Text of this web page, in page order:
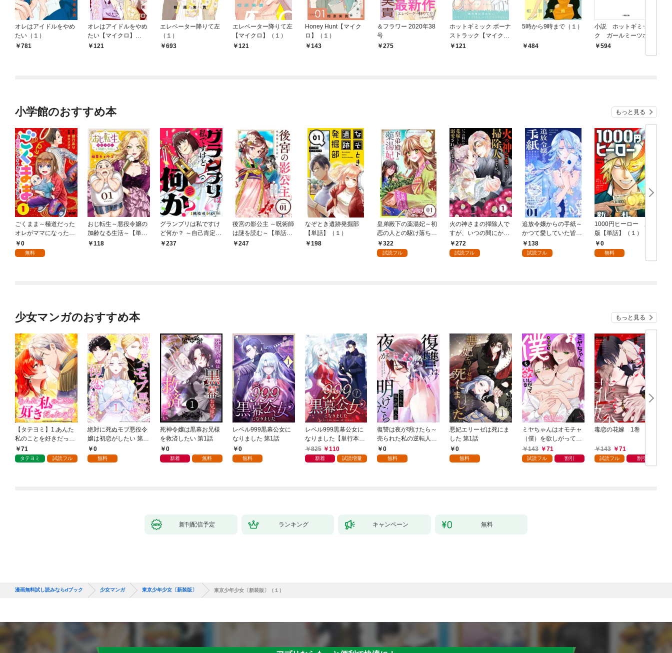
オレはアイドルをやめ
たい（１）
781
オレはアイドルをやめ
たい【マイクロ】
（１）
121
エレベーター降りて左
（１）
693
エレベーター降りて左
【マイクロ】（１）
121
Honey Hunt【マイク
ロ】（１）
143
＆フラワー 2020年38
号
275
ホットギミック ボーナ
ストラック【マイク
ロ】（１）
121
5時から9時まで（１）
484
小説 ホットギミッ
ク ガールミーツボー
イ594
小学館のおすすめ本 もっと見る
ごくまま～極道だった
オレがママになった話
～【単話】（１）
0
無料
おじ転生～悪役令嬢の
加齢なる生活～【単
話】（１）
118
グランプリは私ですけ
ど何か？ ～自己肯定モ
ンスターのミスコン無
237
後宮の影公主 ～呪術師
は謎を読む～【単話】
（１）
247
なぞとき遺跡発掘部
【単話】（１）
198
皇弟殿下の薬湯妃～初
恋の人との駆け落ち先
は後宮でした～【単
話】（１）
322
試読フル
火の神さまの掃除人で
すが、いつの間にか花
嫁として溺愛されてい
ます【単話】（１）
272
試読フル
追放令嬢からの手紙～
かつて愛していた皆さ
まへ 私のことなどお忘
れですか？～【単話】
138
試読フル
1000円ヒーロー 新札
版【単話】（１）
0
無料
少女マンガのおすすめ本 もっと見る
【タテヨミ】1.あんた
私のことを好きだった
の？
71
タテヨミ 試読フル
絶対に死ぬモブ悪役令
嬢は初恋がしたい 第1
話0
無料
死神令嬢は黒幕お兄様
を救済したい 第1話
0
新着 無料
レベル999黒幕公女に
なりました 第1話
0
無料
レベル999黒幕公女に
なりました【単行本
版】 1巻
825 110
新着 試読増量
復讐は夜が明けたら～
売られた私の逆転人生
(1)0
無料
悪妃エリーゼは死にま
した 第1話
0
無料
ミヤちゃんはオモチャ
（僕）を欲しがってい
る 1巻
143 71
試読フル 割引
毒恋の花嫁 1巻
143 71
試読フル 割引
新刊配信予定 ランキング キャンペーン 無料
漫画無料試し読みならdブック 少女マンガ 東京少年少女〔新装版〕 東京少年少女〔新装版〕（１）